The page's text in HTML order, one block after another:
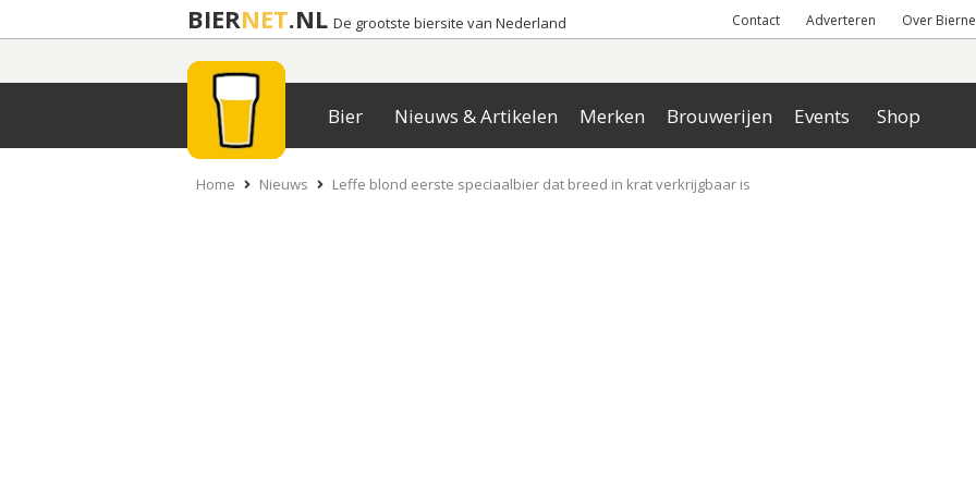
BIERNET.NL De grootste biersite van Nederland Contact Adverteren Over
Bier Nieuws & Artikelen Merken Brouwerijen Events Shop
Home Nieuws Leffe blond eerste speciaalbier dat breed in krat verkrijgbaar is